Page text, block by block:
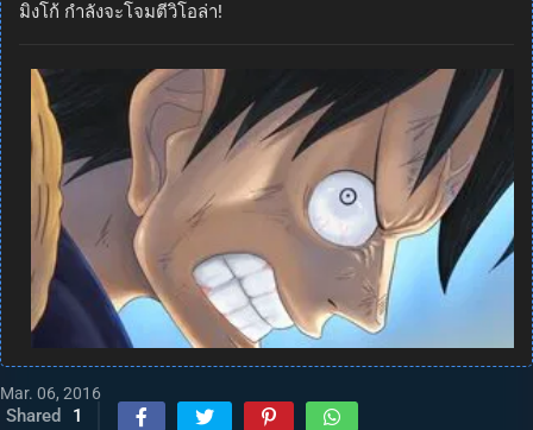
มิงโก้ กำลังจะโจมตีวิโอล่า!
Mar. 06, 2016
Shared 1